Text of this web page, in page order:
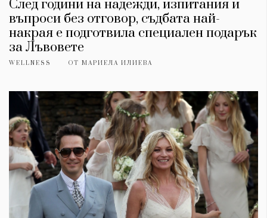
След години на надежди, изпитания и
въпроси без отговор, съдбата най-
накрая е подготвила специален подарък
за Лъвовете
WELLNESS ОТ МАРИЕЛА ИЛИЕВА